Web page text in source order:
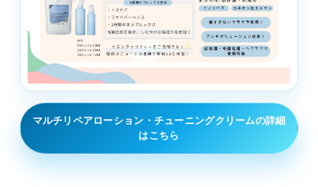
マルチリペアローション・チューニングクリームの詳細
はこちら